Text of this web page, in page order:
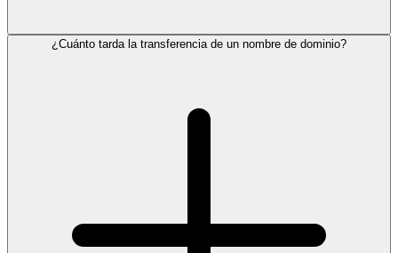
¿Cuánto tarda la transferencia de un nombre de dominio?